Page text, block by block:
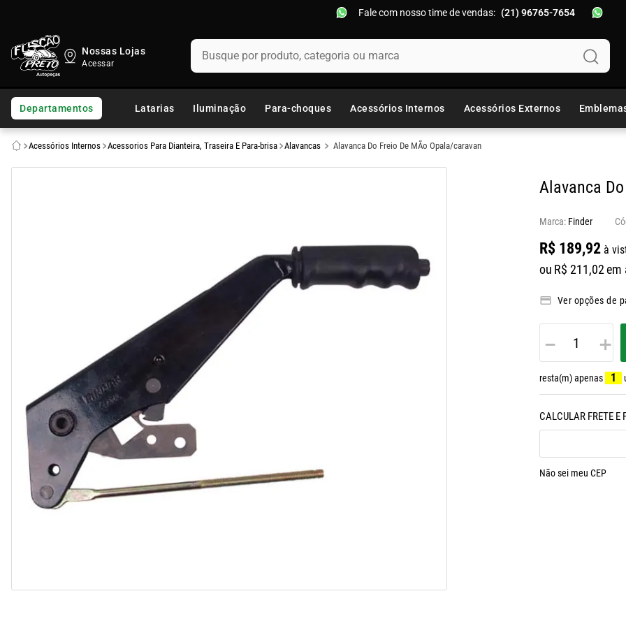
Fale com nosso time de vendas: (21) 96765-7654
Nossas Lojas Busque por produto, categoria ou marca
Departamentos Latarias Iluminação Para-choques Acessórios Internos Acessórios Externos
Acessórios Internos Acessorios Para Dianteira, Traseira E Para-brisa Alavancas Alavanca Do Freio De MÃo Opala/caravan
Alavanca
Marca: Finder
R$ 189,92à
ou R$ 211,02em
Ver opções de
＋
－
resta(m) apenas 1
Não sei meu CEP
TERMOS MAIS BUSCADOS
1º
fusca
2º
capo
celta
10